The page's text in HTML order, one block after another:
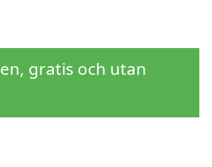
gratis och utan